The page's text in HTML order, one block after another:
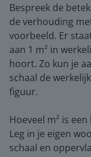
Bespreek de
de verhouding
voorbeeld. Er
aan 1 m² in
hoort. Zo kun je
schaal de
figuur.
Hoeveel m² is
Leg in je eigen
schaal en